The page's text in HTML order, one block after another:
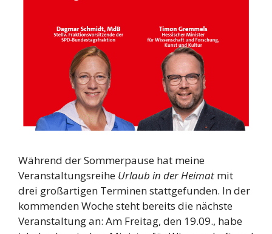
Während der Sommerpause hat meine
Veranstaltungsreihe Urlaub in der Heimat mit
drei großartigen Terminen stattgefunden. In der
kommenden Woche steht bereits die nächste
Veranstaltung an: Am Freitag, den 19.09., habe